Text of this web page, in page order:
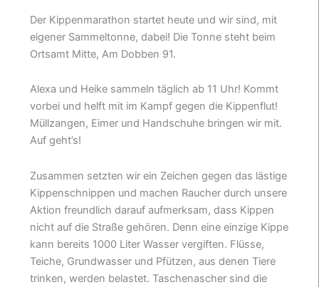
Der Kippenmarathon startet heute und wir sind, mit
eigener Sammeltonne, dabei! Die Tonne steht beim
Ortsamt Mitte, Am Dobben 91.
Alexa und Heike sammeln täglich ab 11 Uhr! Kommt
vorbei und helft mit im Kampf gegen die Kippenflut!
Müllzangen, Eimer und Handschuhe bringen wir mit.
Auf geht’s!
Zusammen setzten wir ein Zeichen gegen das lästige
Kippenschnippen und machen Raucher durch unsere
Aktion freundlich darauf aufmerksam, dass Kippen
nicht auf die Straße gehören. Denn eine einzige Kippe
kann bereits 1000 Liter Wasser vergiften. Flüsse,
Teiche, Grundwasser und Pfützen, aus denen Tiere
trinken, werden belastet. Taschenascher sind die